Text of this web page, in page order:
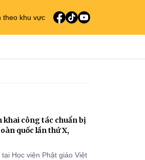
theo khu vực
khai công tác chuẩn bị
quốc lần thứ X,
Học viện Phật giáo Việt